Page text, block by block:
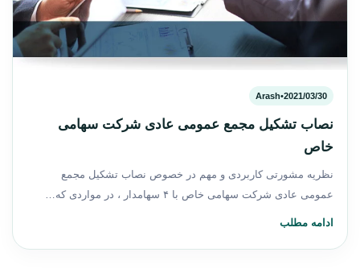
2021/03/30
•
Arash
نصاب تشکیل مجمع عمومی عادی شرکت سهامی
خاص
نظریه مشورتی کاربردی و مهم در خصوص نصاب تشکیل مجمع
عمومی عادی شرکت سهامی خاص با ۴ سهامدار ، در مواردی که…
ادامه مطلب